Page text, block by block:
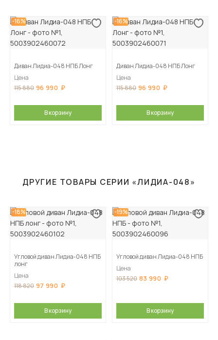
-16%
Диван Лидиа-048 НПБ Лонг
Цена
115 880 96 990
В корзину
-16%
Диван Лидиа-048 НПБ Лонг
Цена
115 880 96 990
В корзину
ДРУГИЕ ТОВАРЫ СЕРИИ «ЛИДИА-048»
-18%
Угловой диван Лидиа-048 НПБ
лонг
Цена
118 820 97 990
В корзину
-19%
Угловой диван Лидиа-048 НПБ
Цена
103 520 83 990
В корзину